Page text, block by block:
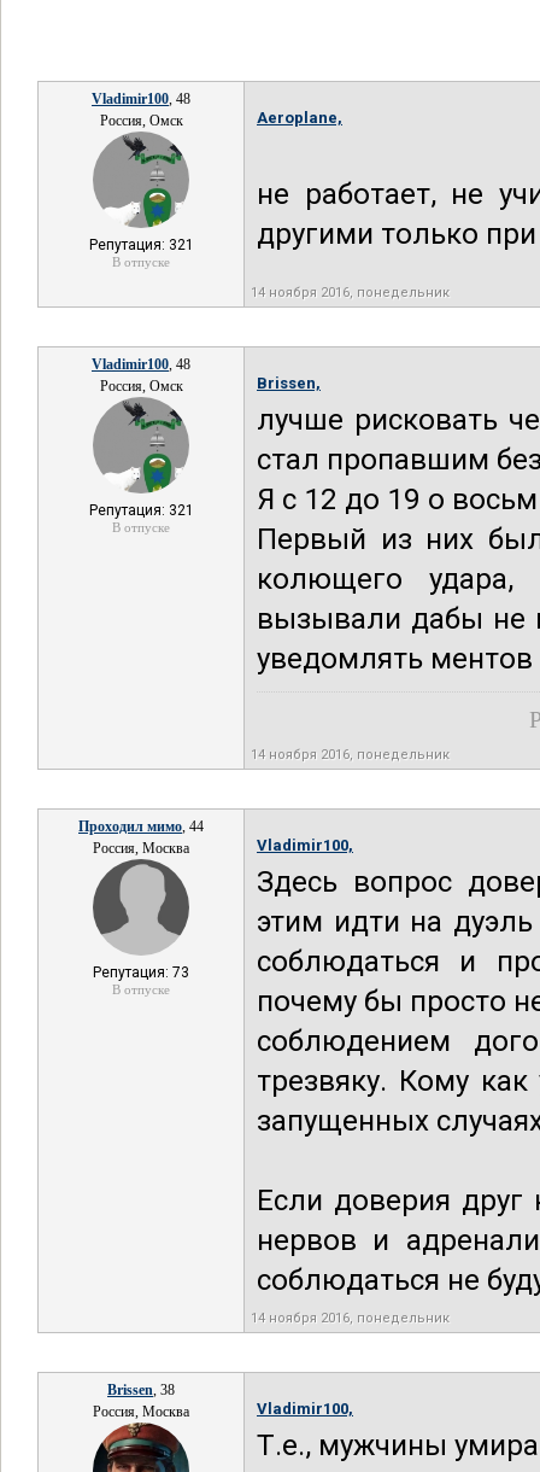
Vladimir100, 48
Россия, Омск
Репутация: 321
В отпуске
Aeroplane,
не работает, не
другими только
14 ноября 2016, понедельник
Vladimir100, 48
Россия, Омск
Репутация: 321
В отпуске
Brissen,
лучше рисковать
стал пропавшим
Я с 12 до 19 о
Первый из них
колющего удара,
вызывали дабы не
уведомлять
14 ноября 2016, понедельник
Проходил мимо, 44
Россия, Москва
Репутация: 73
В отпуске
Vladimir100,
Здесь вопрос
этим идти на
соблюдаться и
почему бы просто
соблюдением
трезвяку. Кому
запущенных
Если доверия друг
нервов и
соблюдаться не
14 ноября 2016, понедельник
Brissen, 38
Россия, Москва
Vladimir100,
Т.е., мужчины